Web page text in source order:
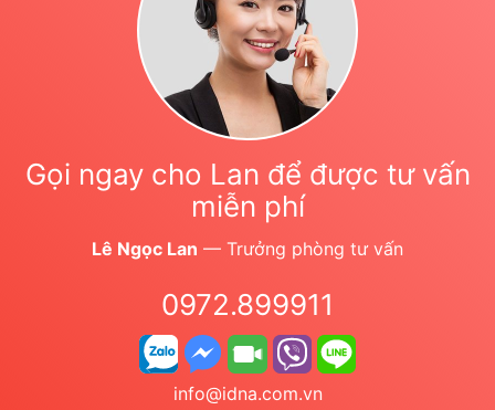
Gọi ngay cho Lan để được tư vấn
miễn phí
Lê Ngọc Lan — Trưởng phòng tư vấn
0972.899911
info@idna.com.vn